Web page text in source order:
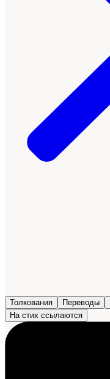
Толкования Переводы
На стих ссылаются